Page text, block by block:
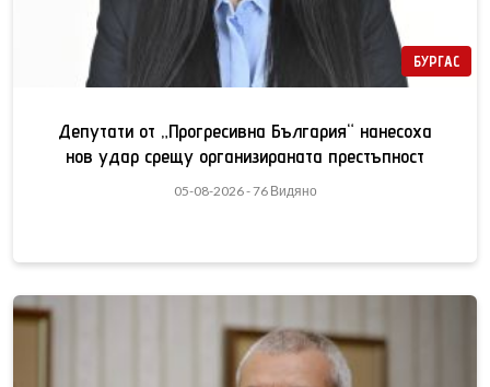
БУРГАС
Депутати от „Прогресивна България“ нанесоха
нов удар срещу организираната престъпност
05-08-2026 - 76 Видяно